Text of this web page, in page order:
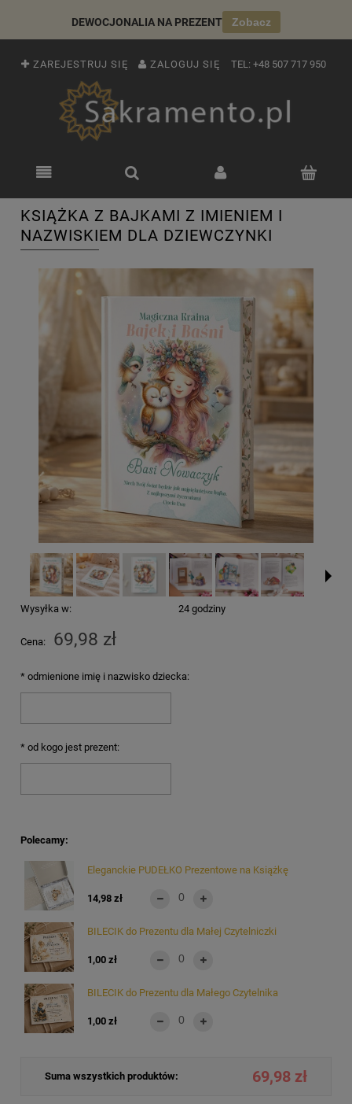
DEWOCJONALIA NA PREZENT Zobacz
ZAREJESTRUJ SIĘ ZALOGUJ SIĘ TEL: +48 507 717 950
KSIĄŻKA Z BAJKAMI Z IMIENIEM I
NAZWISKIEM DLA DZIEWCZYNKI
Wysyłka w: 24 godziny
Cena: 69,98 zł
* odmienione imię i nazwisko dziecka:
* od kogo jest prezent:
Polecamy:
Eleganckie PUDEŁKO Prezentowe na Książkę
14,98 zł
BILECIK do Prezentu dla Małej Czytelniczki
1,00 zł
BILECIK do Prezentu dla Małego Czytelnika
1,00 zł
Suma wszystkich produktów: 69,98 zł